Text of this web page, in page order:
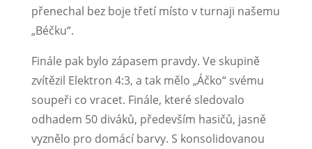
přenechal bez boje třetí místo v turnaji našemu
„Béčku“.
Finále pak bylo zápasem pravdy. Ve skupině
zvítězil Elektron 4:3, a tak mělo „Áčko“ svému
soupeři co vracet. Finále, které sledovalo
odhadem 50 diváků, především hasičů, jasně
vyznělo pro domácí barvy. S konsolidovanou